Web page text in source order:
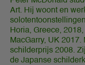
Art. Hij woont en
Horia, Greece,
MacGarry, UK
schilderprijs 2008.
de Japanse